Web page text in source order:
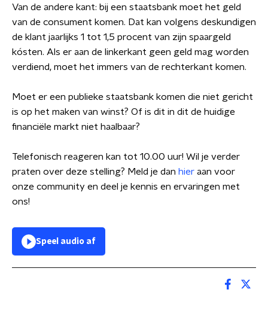
Van de andere kant: bij een staatsbank moet het geld
van de consument komen. Dat kan volgens deskundigen
de klant jaarlijks 1 tot 1,5 procent van zijn spaargeld
kósten. Als er aan de linkerkant geen geld mag worden
verdiend, moet het immers van de rechterkant komen.
Moet er een publieke staatsbank komen die niet gericht
is op het maken van winst? Of is dit in dit de huidige
financiële markt niet haalbaar?
Telefonisch reageren kan tot 10.00 uur! Wil je verder
praten over deze stelling? Meld je dan hier aan voor
onze community en deel je kennis en ervaringen met
ons!
Speel audio af